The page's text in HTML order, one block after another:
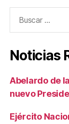
Noticias
Abelardo de
nuevo
Ejército